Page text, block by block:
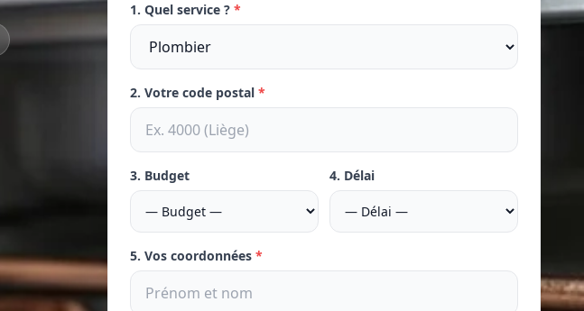
1. Quel service ? *
2. Votre code postal *
3. Budget 4. Délai
5. Vos coordonnées *